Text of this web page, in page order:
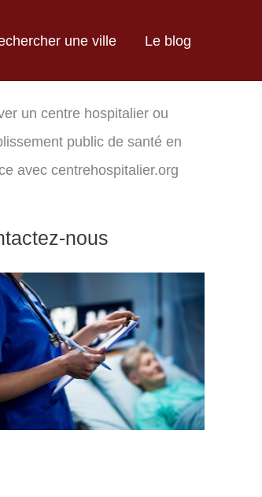
une ville Le blog
un centre hospitalier ou
public de santé en
avec centrehospitalier.org
nous